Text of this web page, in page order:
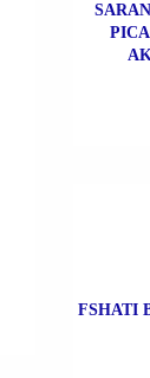
FSHATI